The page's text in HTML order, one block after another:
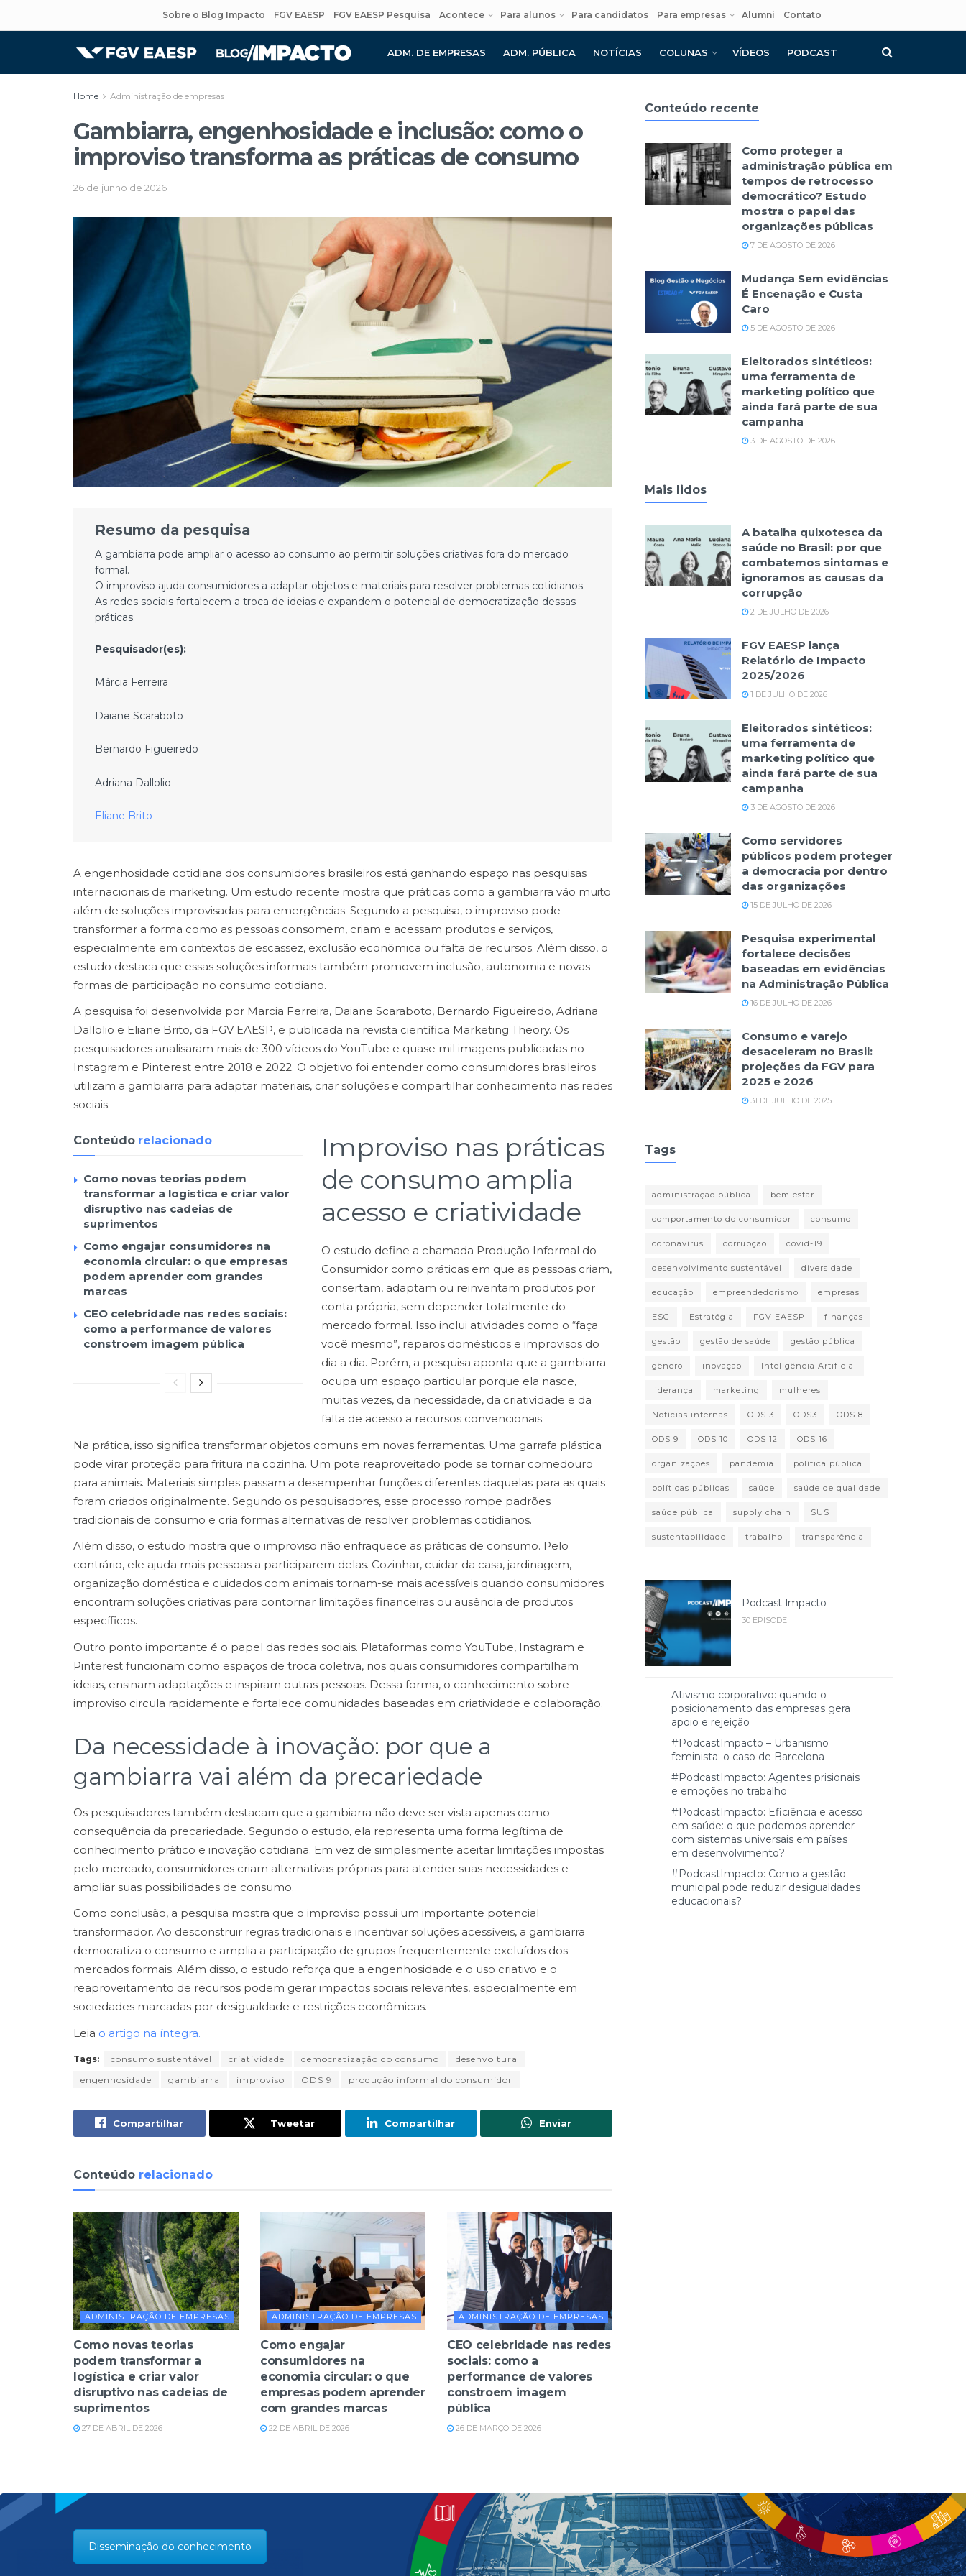
Sobre o Blog Impacto FGV EAESP FGV EAESP Pesquisa Acontece Para alunos Para candidatos Para empresas Alumni Contato
ADM. DE EMPRESAS ADM. PÚBLICA NOTÍCIAS COLUNAS VÍDEOS PODCAST
Home Administração de empresas
Gambiarra, engenhosidade e inclusão: como o
improviso transforma as práticas de consumo
26 de junho de 2026
Resumo da pesquisa
A gambiarra pode ampliar o acesso ao consumo ao permitir soluções criativas fora do mercado
formal.
O improviso ajuda consumidores a adaptar objetos e materiais para resolver problemas cotidianos.
As redes sociais fortalecem a troca de ideias e expandem o potencial de democratização dessas
práticas.
Pesquisador(es):
Márcia Ferreira
Daiane Scaraboto
Bernardo Figueiredo
Adriana Dallolio
Eliane Brito
A engenhosidade cotidiana dos consumidores brasileiros está ganhando espaço nas pesquisas
internacionais de marketing. Um estudo recente mostra que práticas como a gambiarra vão muito
além de soluções improvisadas para emergências. Segundo a pesquisa, o improviso pode
transformar a forma como as pessoas consomem, criam e acessam produtos e serviços,
especialmente em contextos de escassez, exclusão econômica ou falta de recursos. Além disso, o
estudo destaca que essas soluções informais também promovem inclusão, autonomia e novas
formas de participação no consumo cotidiano.
A pesquisa foi desenvolvida por Marcia Ferreira, Daiane Scaraboto, Bernardo Figueiredo, Adriana
Dallolio e Eliane Brito, da FGV EAESP, e publicada na revista científica Marketing Theory. Os
pesquisadores analisaram mais de 300 vídeos do YouTube e quase mil imagens publicadas no
Instagram e Pinterest entre 2018 e 2022. O objetivo foi entender como consumidores brasileiros
utilizam a gambiarra para adaptar materiais, criar soluções e compartilhar conhecimento nas redes
sociais.
Conteúdo relacionado
Como novas teorias podem
transformar a logística e criar valor
disruptivo nas cadeias de
suprimentos
Como engajar consumidores na
economia circular: o que empresas
podem aprender com grandes
marcas
CEO celebridade nas redes sociais:
como a performance de valores
constroem imagem pública
Improviso nas práticas
de consumo amplia
acesso e criatividade
O estudo define a chamada Produção Informal do
Consumidor como práticas em que as pessoas criam,
consertam, adaptam ou reinventam produtos por
conta própria, sem depender totalmente do
mercado formal. Isso inclui atividades como o “faça
você mesmo”, reparos domésticos e improvisos do
dia a dia. Porém, a pesquisa aponta que a gambiarra
ocupa um espaço particular porque ela nasce,
muitas vezes, da necessidade, da criatividade e da
falta de acesso a recursos convencionais.
Na prática, isso significa transformar objetos comuns em novas ferramentas. Uma garrafa plástica
pode virar proteção para fritura na cozinha. Um pote reaproveitado pode se tornar comedouro
para animais. Materiais simples passam a desempenhar funções diferentes daquelas para as quais
foram criados originalmente. Segundo os pesquisadores, esse processo rompe padrões
tradicionais de consumo e cria formas alternativas de resolver problemas cotidianos.
Além disso, o estudo mostra que o improviso não enfraquece as práticas de consumo. Pelo
contrário, ele ajuda mais pessoas a participarem delas. Cozinhar, cuidar da casa, jardinagem,
organização doméstica e cuidados com animais tornam-se mais acessíveis quando consumidores
encontram soluções criativas para contornar limitações financeiras ou ausência de produtos
específicos.
Outro ponto importante é o papel das redes sociais. Plataformas como YouTube, Instagram e
Pinterest funcionam como espaços de troca coletiva, nos quais consumidores compartilham
ideias, ensinam adaptações e inspiram outras pessoas. Dessa forma, o conhecimento sobre
improviso circula rapidamente e fortalece comunidades baseadas em criatividade e colaboração.
Da necessidade à inovação: por que a
gambiarra vai além da precariedade
Os pesquisadores também destacam que a gambiarra não deve ser vista apenas como
consequência da precariedade. Segundo o estudo, ela representa uma forma legítima de
conhecimento prático e inovação cotidiana. Em vez de simplesmente aceitar limitações impostas
pelo mercado, consumidores criam alternativas próprias para atender suas necessidades e
ampliar suas possibilidades de consumo.
Como conclusão, a pesquisa mostra que o improviso possui um importante potencial
transformador. Ao desconstruir regras tradicionais e incentivar soluções acessíveis, a gambiarra
democratiza o consumo e amplia a participação de grupos frequentemente excluídos dos
mercados formais. Além disso, o estudo reforça que a engenhosidade e o uso criativo e o
reaproveitamento de recursos podem gerar impactos sociais relevantes, especialmente em
sociedades marcadas por desigualdade e restrições econômicas.
Leia o artigo na íntegra.
Tags: consumo sustentável criatividade democratização do consumo
desenvoltura
engenhosidade
gambiarra improviso ODS 9 produção informal do consumidor
Compartilhar Tweetar Compartilhar Enviar
Conteúdo relacionado
ADMINISTRAÇÃO DE EMPRESAS
Como novas teorias
podem transformar a
logística e criar valor
disruptivo nas cadeias de
suprimentos
27 DE ABRIL DE 2026
ADMINISTRAÇÃO DE EMPRESAS
Como engajar
consumidores na
economia circular: o que
empresas podem aprender
com grandes marcas
22 DE ABRIL DE 2026
ADMINISTRAÇÃO DE EMPRESAS
CEO celebridade nas redes
sociais: como a
performance de valores
constroem imagem
pública
26 DE MARÇO DE 2026
Conteúdo recente
Como proteger a
administração pública em
tempos de retrocesso
democrático? Estudo
mostra o papel das
organizações públicas
7 DE AGOSTO DE 2026
Mudança Sem evidências
É Encenação e Custa
Caro
5 DE AGOSTO DE 2026
Eleitorados sintéticos:
uma ferramenta de
marketing político que
ainda fará parte de sua
campanha
3 DE AGOSTO DE 2026
Mais lidos
A batalha quixotesca da
saúde no Brasil: por que
combatemos sintomas e
ignoramos as causas da
corrupção
2 DE JULHO DE 2026
FGV EAESP lança
Relatório de Impacto
2025/2026
1 DE JULHO DE 2026
Eleitorados sintéticos:
uma ferramenta de
marketing político que
ainda fará parte de sua
campanha
3 DE AGOSTO DE 2026
Como servidores
públicos podem proteger
a democracia por dentro
das organizações
15 DE JULHO DE 2026
Pesquisa experimental
fortalece decisões
baseadas em evidências
na Administração Pública
16 DE JULHO DE 2026
Consumo e varejo
desaceleram no Brasil:
projeções da FGV para
2025 e 2026
31 DE JULHO DE 2025
Tags
administração pública bem estar
comportamento do consumidor consumo
coronavírus corrupção covid-19
desenvolvimento sustentável diversidade
educação empreendedorismo empresas
ESG Estratégia FGV EAESP finanças
gestão gestão de saúde gestão pública
gênero inovação Inteligência Artificial
liderança marketing mulheres
Notícias internas ODS 3 ODS3 ODS 8
ODS 9 ODS 10 ODS 12 ODS 16
organizações pandemia política pública
políticas públicas saúde saúde de qualidade
saúde pública supply chain SUS
sustentabilidade trabalho transparência
Podcast Impacto
30 EPISODE
Ativismo corporativo: quando o
posicionamento das empresas gera
apoio e rejeição
#PodcastImpacto – Urbanismo
feminista: o caso de Barcelona
#PodcastImpacto: Agentes prisionais
e emoções no trabalho
#PodcastImpacto: Eficiência e acesso
em saúde: o que podemos aprender
com sistemas universais em países
em desenvolvimento?
#PodcastImpacto: Como a gestão
municipal pode reduzir desigualdades
educacionais?
Disseminação do conhecimento